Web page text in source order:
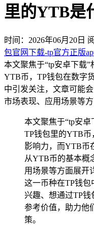
里的YTB是
时间：2026年06月20日
包官网下载-tp官方正版
本文聚焦于“tp安卓下载
YTB币，TP钱包在数字
中引发关注，文章可能
市场表现、应用场景等
本文聚焦于“tp安
TP钱包里的YTB币
影响力，而YTB币
从YTB币的基本概
用场景等方面展开
这一币种在TP钱
兴趣、想通过TP
参考价值，助力他
策。